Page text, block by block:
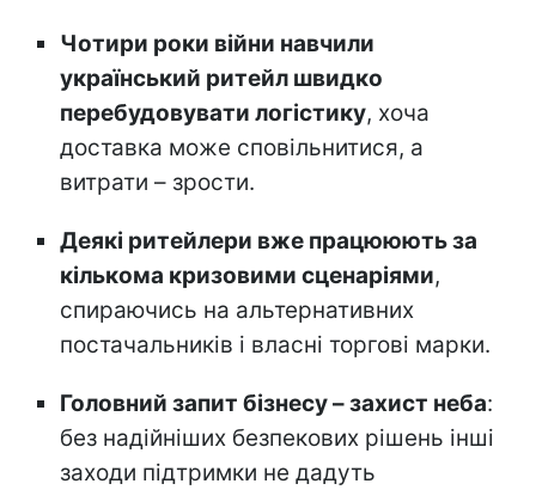
Чотири роки війни навчили
український ритейл швидко
перебудовувати логістику, хоча
доставка може сповільнитися, а
витрати – зрости.
Деякі ритейлери вже працююють за
кількома кризовими сценаріями,
спираючись на альтернативних
постачальників і власні торгові марки.
Головний запит бізнесу – захист неба:
без надійніших безпекових рішень інші
заходи підтримки не дадуть